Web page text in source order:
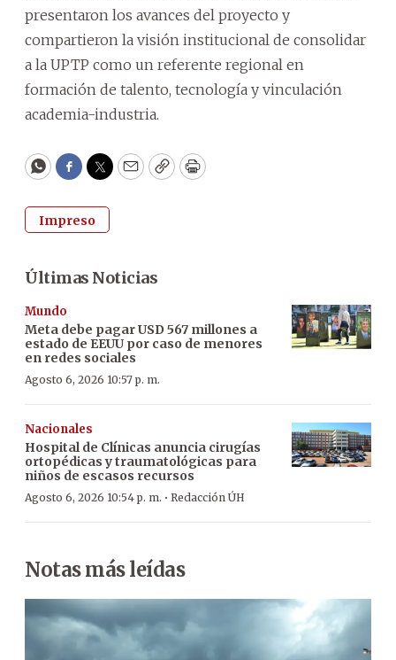
presentaron los avances del proyecto y
compartieron la visión institucional de consolidar
a la UPTP como un referente regional en
formación de talento, tecnología y vinculación
academia-industria.
WhatsApp
Facebook
Twitter
EmailCopyPrint
Impreso
Últimas Noticias
Mundo
Meta debe pagar USD 567 millones a
estado de EEUU por caso de menores
en redes sociales
Agosto 6, 2026 10:57 p. m.
Nacionales
Hospital de Clínicas anuncia cirugías
ortopédicas y traumatológicas para
niños de escasos recursos
Agosto 6, 2026 10:54 p. m. · Redacción ÚH
Notas más leídas